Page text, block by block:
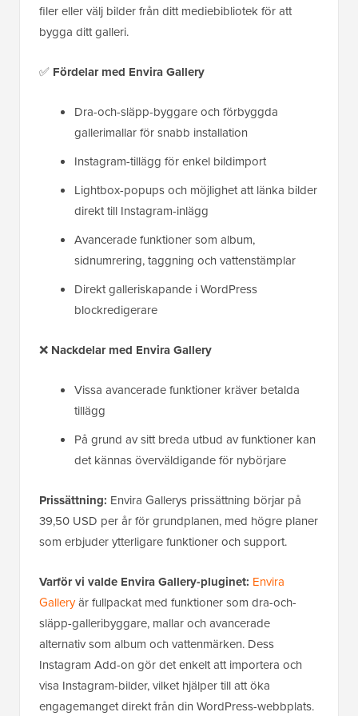
filer eller välj bilder från ditt mediebibliotek för att
bygga ditt galleri.
✅ Fördelar med Envira Gallery
Dra-och-släpp-byggare och förbyggda
gallerimallar för snabb installation
Instagram-tillägg för enkel bildimport
Lightbox-popups och möjlighet att länka bilder
direkt till Instagram-inlägg
Avancerade funktioner som album,
sidnumrering, taggning och vattenstämplar
Direkt galleriskapande i WordPress
blockredigerare
❌ Nackdelar med Envira Gallery
Vissa avancerade funktioner kräver betalda
tillägg
På grund av sitt breda utbud av funktioner kan
det kännas överväldigande för nybörjare
Prissättning: Envira Gallerys prissättning börjar på
39,50 USD per år för grundplanen, med högre planer
som erbjuder ytterligare funktioner och support.
Varför vi valde Envira Gallery-pluginet: Envira
Galleryär fullpackat med funktioner som dra-och-
släpp-galleribyggare, mallar och avancerade
alternativ som album och vattenmärken. Dess
Instagram Add-on gör det enkelt att importera och
visa Instagram-bilder, vilket hjälper till att öka
engagemanget direkt från din WordPress-webbplats.